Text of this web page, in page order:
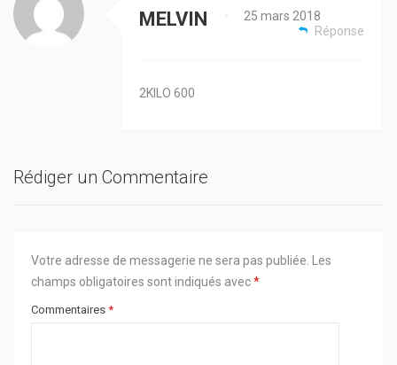
MELVIN •
25 mars 2018
Réponse
2KILO 600
Rédiger un Commentaire
Votre adresse de messagerie ne sera pas publiée.
Les
champs obligatoires sont indiqués avec*
Commentaires *